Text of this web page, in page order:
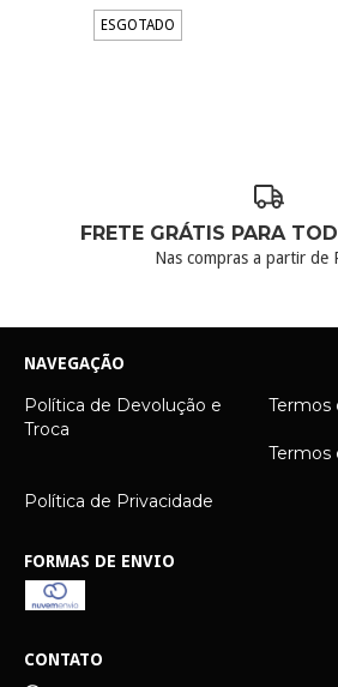
ESGOTADO
FRETE GRÁTIS PARA
Nas compras a partir de
NAVEGAÇÃO
Política de Devolução e
Troca
Termos
Termos
Política de Privacidade
FORMAS DE ENVIO
CONTATO